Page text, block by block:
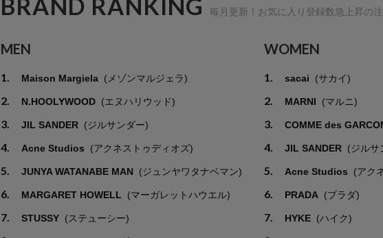
BRAND RANKING 毎月更新！お気に入り登録数急上昇の
MEN
1. Maison Margiela (メゾンマルジェラ)
2. N.HOOLYWOOD (エヌハリウッド)
3. JIL SANDER (ジルサンダー)
4. Acne Studios (アクネストゥディオズ)
5. JUNYA WATANABE MAN (ジュンヤワタナベマン)
6. MARGARET HOWELL (マーガレットハウエル)
7. STUSSY (ステューシー)
WOMEN
1. sacai (サカイ)
2. MARNI (マルニ)
3. COMME des
4. JIL SANDER (ジルサ
5. Acne Studios (アク
6. PRADA (プラダ)
7. HYKE (ハイク)